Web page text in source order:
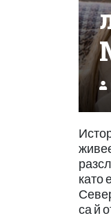
като
са й